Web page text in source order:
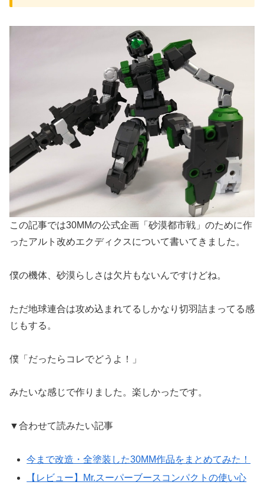
この記事では30MMの公式企画「砂漠都市戦」のために作
ったアルト改めエクディクスについて書いてきました。
僕の機体、砂漠らしさは欠片もないんですけどね。
ただ地球連合は攻め込まれてるしかなり切羽詰まってる感
じもする。
僕「だったらコレでどうよ！」
みたいな感じで作りました。楽しかったです。
▼合わせて読みたい記事
今まで改造・全塗装した30MM作品をまとめてみた！
【レビュー】Mr.スーパーブースコンパクトの使い心